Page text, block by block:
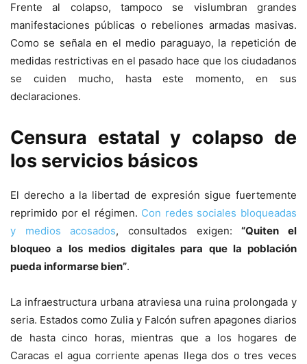
Frente al colapso, tampoco se vislumbran grandes
manifestaciones públicas o rebeliones armadas masivas.
Como se señala en el medio paraguayo, la repetición de
medidas restrictivas en el pasado hace que los ciudadanos
se cuiden mucho, hasta este momento, en sus
declaraciones.
Censura estatal y colapso de
los servicios básicos
El derecho a la libertad de expresión sigue fuertemente
reprimido por el régimen. Con redes sociales bloqueadas
y medios acosados, consultados exigen:“Quiten el
bloqueo a los medios digitales para que la población
pueda informarse bien”.
La infraestructura urbana atraviesa una ruina prolongada y
seria. Estados como Zulia y Falcón sufren apagones diarios
de hasta cinco horas, mientras que a los hogares de
Caracas el agua corriente apenas llega dos o tres veces